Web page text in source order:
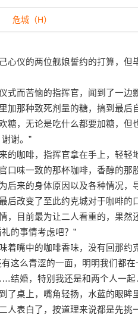
危城（H）
心仪的两位舰娘誓约的打算，但
式而苦恼的指挥官，闻到了一
加那种致死剂量的糖，搞到最后
糖，无论是吃什么都要加糖，但
谢。”
的咖啡，指挥官拿在手上，轻轻
口味一致的那杯咖啡，香醇的
后来的身体原因以及各种情况，
后改变了至此约克城对于咖啡的
，目前最为让二人看重的，果
的事情考虑吧？”
着嘴中的咖啡香味，没有回那约
这么青涩的一面，明明我们都
结婚，特别我还是和两个人一
了桌上，嘴角轻扬，水蓝的眼
人表白了，按道理来说都是先